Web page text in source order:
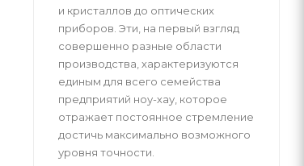
и кристаллов до оптических
приборов. Эти, на первый взгляд
совершенно разные области
производства, характеризуются
единым для всего семейства
предприятий ноу-хау, которое
отражает постоянное стремление
достичь максимально возможного
уровня точности.